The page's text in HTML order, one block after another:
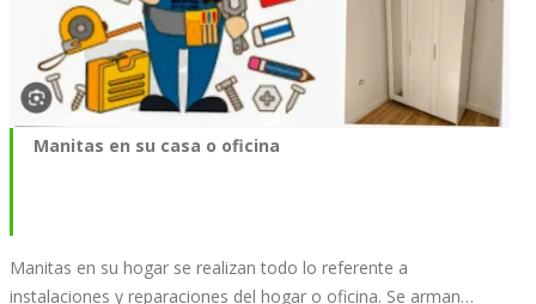
Manitas en su casa o oficina
Manitas en su hogar se realizan todo lo referente a
instalaciones y reparaciones del hogar o oficina. Se arman…